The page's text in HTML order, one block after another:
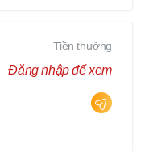
Tiền thưởng
Đăng nhập để xem